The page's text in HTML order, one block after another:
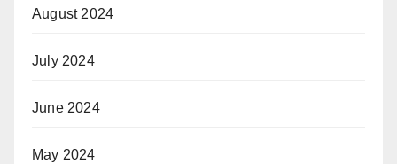
August 2024
July 2024
June 2024
May 2024